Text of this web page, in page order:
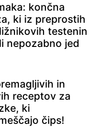
končna
ki iz preprostih
testenin
nepozabno jed
in
receptov za
ki
čips!